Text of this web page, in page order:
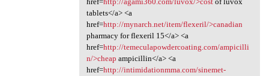
tablets</a> <a
href=http://mynarch.net/item/flexeril/>canadian
pharmacy for flexeril 15</a> <a
href=http://temeculapowdercoating.com/ampicilli
n/>cheap ampicillin</a> <a
href=http://intimidationmma.com/sinemet-